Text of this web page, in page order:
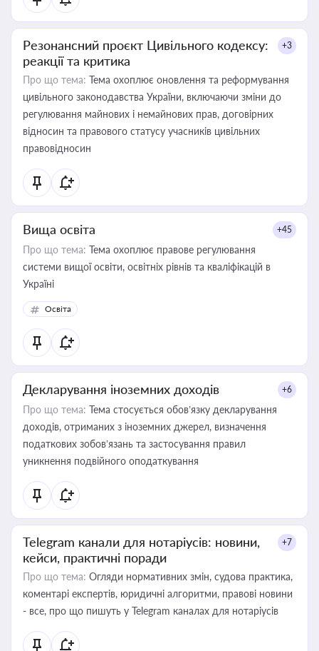
Резонансний проєкт Цивільного кодексу:
реакції та критика
+3
Про що тема: Тема охоплює оновлення та реформування
цивільного законодавства України, включаючи зміни до
регулювання майнових і немайнових прав, договірних
відносин та правового статусу учасників цивільних
правовідносин
Вища освіта +45
Про що тема: Тема охоплює правове регулювання
системи вищої освіти, освітніх рівнів та кваліфікацій в
Україні
Освіта
Декларування іноземних доходів +6
Про що тема: Тема стосується обов’язку декларування
доходів, отриманих з іноземних джерел, визначення
податкових зобов’язань та застосування правил
уникнення подвійного оподаткування
Telegram канали для нотаріусів: новини,
кейси, практичні поради
+7
Про що тема: Огляди нормативних змін, судова практика,
коментарі експертів, юридичні алгоритми, правові новини
- все, про що пишуть у Telegram каналах для нотаріусів